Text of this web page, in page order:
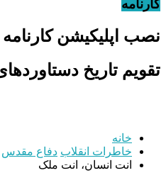
کارنامه
نصب اپلیکیشن کارنامه
تقویم تاریخ
خانه
خاطرات انقلاب دفاع مقدس
انت انسان،‌ انت ملک